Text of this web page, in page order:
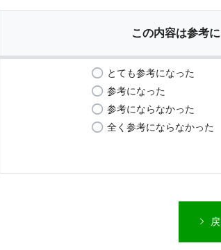
この内容は参考
とても参考になった
参考になった
参考にならなかった
全く参考にならなかった